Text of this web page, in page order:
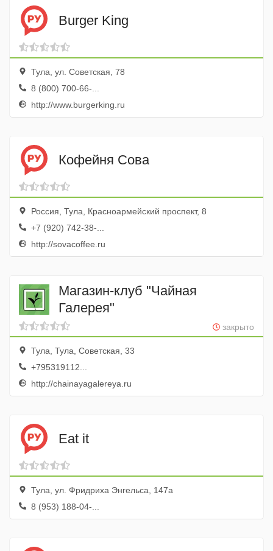
Burger King
Тула, ул. Советская, 78
8 (800) 700-66-...
http://www.burgerking.ru
Кофейня Сова
Россия, Тула, Красноармейский проспект, 8
+7 (920) 742-38-...
http://sovacoffee.ru
Магазин-клуб "Чайная
Галерея"
закрыто
Тула, Тула, Советская, 33
+795319112...
http://chainayagalereya.ru
Eat it
Тула, ул. Фридриха Энгельса, 147а
8 (953) 188-04-...